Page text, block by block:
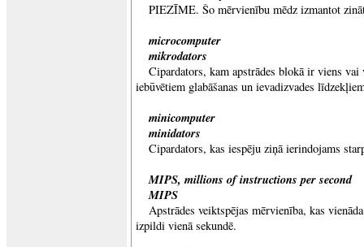
PIEZĪME. Šo mērvienību mēdz izmantot
microcomputer
mikrodators
Cipardators, kam apstrādes blokā ir viens
iebūvētiem glabāšanas un ievadizvades
minicomputer
minidators
Cipardators, kas iespēju ziņā ierindojams
MIPS, millions of instructions per second
MIPS
Apstrādes veiktspējas mērvienība, kas
izpildi vienā sekundē.